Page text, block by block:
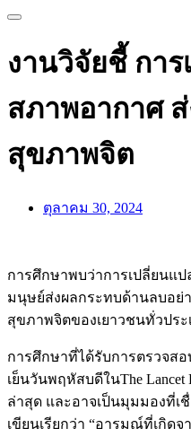
งานวิจัยชี้ กา
สภาพอากาศ
สุขภาพจิต
ตุลาคม 30, 2024
การศึกษาพบว่าการเปลี่ยนแ
มนุษย์ส่งผลกระทบด้านลบอย่
สุขภาพจิตของเยาวชนทั่วประ
การศึกษาที่ได้รับการตรวจส
เย็นวันพฤหัสบดีในThe Lancet
ล่าสุด และอาจเป็นมุมมองที่เ
เขียนเรียกว่า “อารมณ์ที่เกิด